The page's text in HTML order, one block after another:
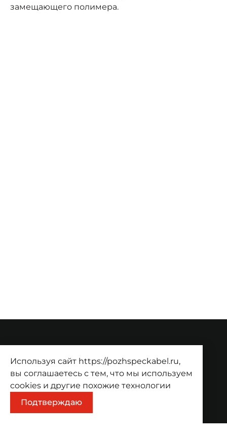
замещающего полимера.
О компании Проекты Контакты
Продукция
Каталог Корзина
Используя сайт https://pozhspeckabel.ru,
вы соглашаетесь с тем, что мы используем
cookies и другие похожие технологии
Подтверждаю